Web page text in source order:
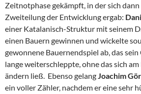
Zeitnotphase gekämpft, in der sich
Zweiteilung der Entwicklung ergab:
einer Katalanisch-Struktur mit seinem
einen Bauern gewinnen und wickelte
gewonnene Bauernendspiel ab, das
lange weiterschleppte, ohne das sich
ändern ließ. Ebenso gelangJoachim
ein voller Zähler, nachdem er eine sehr